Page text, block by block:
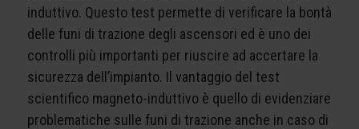
induttivo. Questo test permette di verificare la bontà
delle funi di trazione degli ascensori ed è uno dei
controlli più importanti per riuscire ad accertare la
sicurezza dell’impianto. Il vantaggio del test
scientifico magneto-induttivo è quello di evidenziare
problematiche sulle funi di trazione anche in caso di